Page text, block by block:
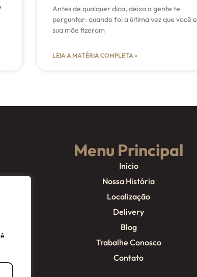
Antes de qualquer dica, deixa a gente te
perguntar: quando foi a última vez que você e
sua mãe fizeram
LEIA A MATÉRIA COMPLETA »
Menu Principal
Início
Nossa História
Localização
Delivery
Blog
Trabalhe Conosco
Contato